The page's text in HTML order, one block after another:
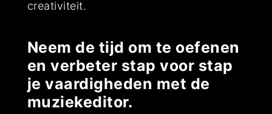
creativiteit.
Neem de tijd om te oefenen
en verbeter stap voor stap
je vaardigheden met de
muziekeditor.